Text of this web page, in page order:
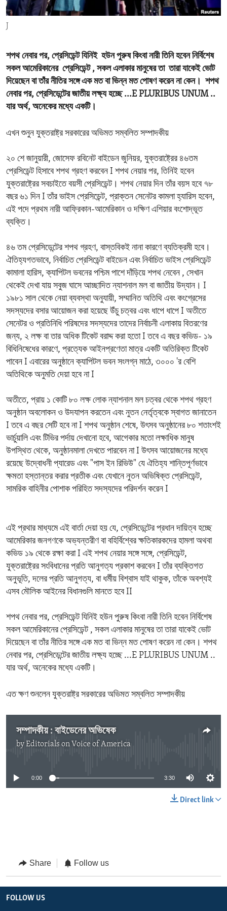
ENVIRONMENT AND HEALTH
শপথ নেবার পর, প্রেসিডেন্ট যিনিই হউন পুরুষ কিংবা নারী তিনি হবেন নির্বিশেষ
সকল আমেরিকানের প্রেসিডেন্ট , সকল এলাকার মানুষের তা তারা যাকেই ভোট
দিয়েছেন বা তাঁর নীতির সঙ্গে এক মত বা ভিন্ন মত পোষণ করেন না কেন। শপথ
নেবার পর, প্রেসিডেন্টের জাতীয় লক্ষ্য হচ্ছে ...E PLURIBUS UNUM ..
যার অর্থ, অনেকের মধ্যে একটি।
এখন শুনুন যুক্তরাষ্ট্র সরকারের অভিমত সম্বলিত সম্পাদকীয়
২০ শে জানুয়ারী, জোসেফ রবিনেট বাইডেন জুনিয়র, যুক্তরাষ্ট্রের ৪৬তম
প্রেসিডেন্ট হিসাবে শপথ গ্রহণ করবেন I শপথ নেয়ার পর, তিনিই হবেন
যুক্তরাষ্ট্রের সবচাইতে বয়সী প্রেসিডেন্ট। শপথ নেয়ার দিন তাঁর বয়স হবে ৭৮
বছর ৬১ দিন I তাঁর ভাইস প্রেসিডেন্ট, প্রাক্তন সেনেটর কামলা হ্যারিস হবেন,
এই পদে প্রথম নারী আফ্রিকান-আমেরিকান ও দক্ষিণ এশিয়ার বংশোদ্ভূত
ব্যক্তি।
৪৬ তম প্রেসিডেন্টের শপথ গ্রহণ, বাস্তবিকই নানা কারণে ব্যতিক্রমী হবে।
ঐতিহ্যগতভাবে, নির্বাচিত প্রেসিডেন্ট বাইডেন এবং নির্বাচিত ভাইস প্রেসিডেন্ট
কামালা হারিস, ক্যাপিটল ভবনের পশ্চিম পাশে দাঁড়িয়ে শপথ নেবেন , সেখান
থেকেই দেখা যায় সবুজ ঘাসে আচ্ছাদিত ন্যাশনাল মল বা জাতীয় উদ্যান। I
১৯৮১ সাল থেকে নেয়া ব্যবস্থা অনুযায়ী, সম্মানিত অতিথি এবং কংগ্রেসের
সদস্যদের বসার আয়োজন করা হয়েছে উঁচু চত্বর এবং ধাপে ধাপে I অতীতে
সেনেটর ও প্রতিনিধি পরিষদের সদস্যদের তাদের নির্বাচনী এলাকায় বিতরণের
জন্য, ২ লক্ষ বা তার অধিক টিকেট বরাদ্দ করা হতো I তবে এ বছর কভিড- ১৯
বিধিনিষেধের কারণে, প্রত্যেক আইনপ্রণেতা মাত্র একটি অতিরিক্ত টিকেট
পাবেন I এবারের অনুষ্ঠানে ক্যাপিটল ভবন সংলগ্ন মাঠে, ৩০০০ 'র বেশি
অতিথিকে অনুমতি দেয়া হবে না I
অতীতে, প্রায় ১ কোটি ৮০ লক্ষ লোক ন্যাশনাল মল চত্বর থেকে শপথ গ্রহণ
অনুষ্ঠান অবলোকন ও উদযাপন করতেন এবং নুতন নের্তৃত্বকে স্বাগত জানাতেন
I তবে এ বছর সেটি হবে না I শপথ অনুষ্ঠান শেষে, উৎসব অনুষ্ঠানের ৮০ শতাংশই
ভার্চুয়ালি এবং টিভির পর্দায় দেখানো হবে, আগেকার মতো লক্ষাধিক মানুষ
উপস্থিত থেকে, অনুষ্ঠানমালা দেখতে পারবেন না I উৎসব আয়োজনের মধ্যে
রয়েছে উদ্বোধনী প্যারেড এবং "পাস ইন রিভিউ" যে ঐতিহ্য শান্তিপূর্ণভাবে
ক্ষমতা হস্তান্তর করার প্রতীক এবং যেখানে নুতন অভিষিক্ত প্রেসিডেন্ট,
সামরিক বাহিনীর পোশাক পরিহিত সদস্যদের পরিদর্শন করেন I
এই প্রথার মাধ্যমে এই বার্তা দেয়া হয় যে, প্রেসিডেন্টের প্রধান দায়িত্ব হচ্ছে
আমেরিকার জনগণকে অভ্যন্তরীণ বা বহির্বিশ্বের ক্ষতিকারকদের হামলা অথবা
কভিড ১৯ থেকে রক্ষা করা I এই শপথ নেয়ার সঙ্গে সঙ্গে, প্রেসিডেন্ট,
যুক্তরাষ্ট্রের সংবিধানের প্রতি আনুগত্য প্রকাশ করবেন I তাঁর ব্যক্তিগত
অনুভূতি, দলের প্রতি আনুগত্য, বা ধর্মীয় বিশ্বাস যাই থাকুক, তাঁকে অবশ্যই
এসব মৌলিক আইনের বিধানগুলি মানতে হবে II
শপথ নেবার পর, প্রেসিডেন্ট যিনিই হউন পুরুষ কিংবা নারী তিনি হবেন নির্বিশেষ
সকল আমেরিকানের প্রেসিডেন্ট , সকল এলাকার মানুষের তা তারা যাকেই ভোট
দিয়েছেন বা তাঁর নীতির সঙ্গে এক মত বা ভিন্ন মত পোষণ করেন না কেন। শপথ
নেবার পর, প্রেসিডেন্টের জাতীয় লক্ষ্য হচ্ছে ...E PLURIBUS UNUM ..
যার অর্থ, অনেকের মধ্যে একটি।
এত ক্ষণ শুনলেন যুক্তরাষ্ট্র সরকারের অভিমত সম্বলিত সম্পাদকীয়
সম্পাদকীয় : বাইডেনের অভিষেক
byEditorials on Voice of America
0:00 3:30
Direct link
Share Follow us
FOLLOW US